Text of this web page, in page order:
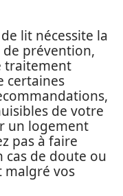
lit nécessite la
de prévention,
traitement
certaines
de votre
un logement
pas à faire
cas de doute ou
malgré vos